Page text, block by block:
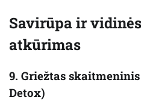
Savirūpa ir
atkūrimas
9. Griežtas
Detox)